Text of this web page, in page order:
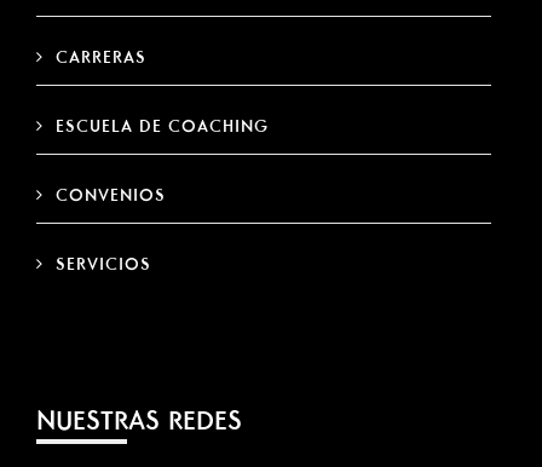
CARRERAS
ESCUELA DE COACHING
CONVENIOS
SERVICIOS
NUESTRAS REDES